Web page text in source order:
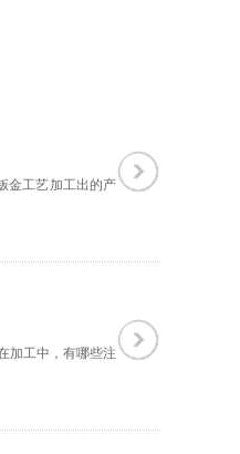
金工艺加工出的产
加工中，有哪些注